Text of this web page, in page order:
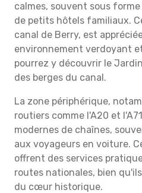
calmes, souvent sous
de petits hôtels familiaux.
canal de Berry, est
environnement verdoyant
pourrez y découvrir le
des berges du canal.
La zone périphérique,
routiers comme l'A20 et
modernes de chaînes,
aux voyageurs en voiture.
offrent des services
routes nationales, bien
du cœur historique.